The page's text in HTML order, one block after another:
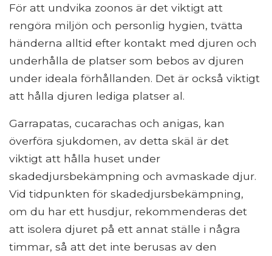
För att undvika zoonos är det viktigt att
rengöra miljön och personlig hygien, tvätta
händerna alltid efter kontakt med djuren och
underhålla de platser som bebos av djuren
under ideala förhållanden. Det är också viktigt
att hålla djuren lediga platser al.
Garrapatas, cucarachas och anigas, kan
överföra sjukdomen, av detta skäl är det
viktigt att hålla huset under
skadedjursbekämpning och avmaskade djur.
Vid tidpunkten för skadedjursbekämpning,
om du har ett husdjur, rekommenderas det
att isolera djuret på ett annat ställe i några
timmar, så att det inte berusas av den